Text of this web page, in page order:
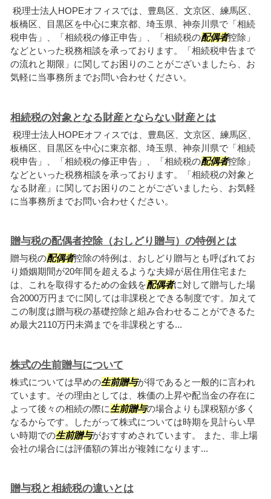
税理士法人HOPEオフィスでは、豊島区、文京区、練馬区、
板橋区、目黒区を中心に東京都、埼玉県、神奈川県で「相続
税申告」、「相続税の修正申告」、「相続税の配偶者控除」
などといった税務相談を承っております。「相続税申告まで
の流れと期限」に関してお困りのことがございましたら、お
気軽に当事務所までお問い合わせください。
相続税の対象となる財産とならない財産とは
税理士法人HOPEオフィスでは、豊島区、文京区、練馬区、
板橋区、目黒区を中心に東京都、埼玉県、神奈川県で「相続
税申告」、「相続税の修正申告」、「相続税の配偶者控除」
などといった税務相談を承っております。「相続税の対象と
なる財産」に関してお困りのことがございましたら、お気軽
に当事務所までお問い合わせください。
贈与税の配偶者控除（おしどり贈与）の特例とは
贈与税の配偶者控除の特例は、おしどり贈与とも呼ばれてお
り婚姻期間が20年間を超えるような夫婦が居住用住宅また
は、これを取得するための金銭を配偶者に対して贈与した場
合2000万円までに関しては非課税とできる制度です。加えて
この制度は贈与税の基礎控除と組み合わせることができるた
め最大2110万円未満までを非課税とする...
株式の生前贈与について
株式については早めの生前贈与が得であると一般的に言われ
ています。その理由としては、株価の上昇や配当金の存在に
よって後々の相続の際に生前贈与の場合よりも課税額が多く
なるからです。したがって株式については時期を見計らい早
い時期での生前贈与がおすすめされています。 また、非上場
会社の場合には評価額の算出が複雑になります...
贈与税と相続税の違いとは